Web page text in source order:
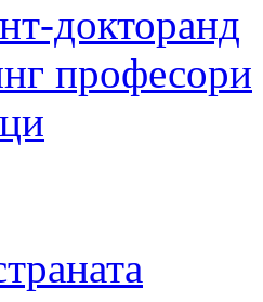
докторанд
професори